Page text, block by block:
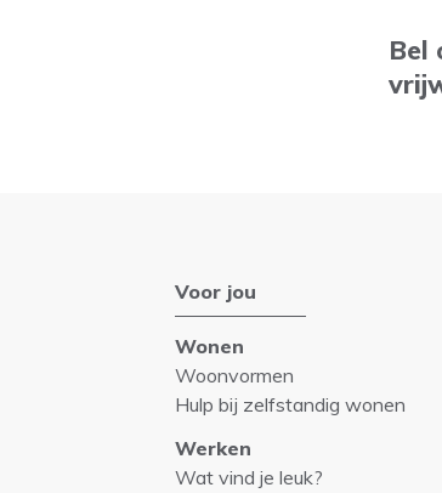
Bel
Voor jou
Wonen
Woonvormen
Hulp bij zelfstandig wonen
Werken
Wat vind je leuk?